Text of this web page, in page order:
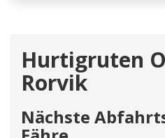
Hurtigruten
Rorvik
Nächste